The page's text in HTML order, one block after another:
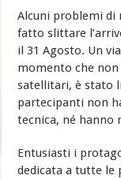
Alcuni problemi di
fatto slittare
il 31 Agosto. Un
momento che
satellitari, è stato
partecipanti non
tecnica, né hanno
Entusiasti i
dedicata a tutte le